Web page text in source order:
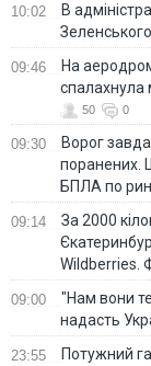
10:02
В
09:46
На
спалахнула
50 0
09:30
Ворог
поранених.
БПЛА по
09:14
За 2000
Wildberries.
09:00
"Нам вони
надасть
23:55
Потужний